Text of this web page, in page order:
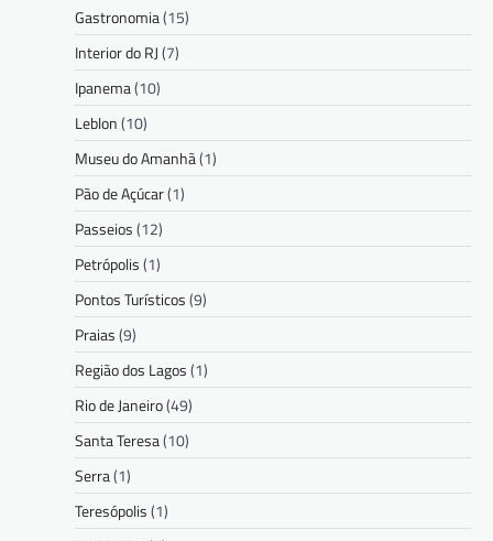
Gastronomia(15)
Interior do RJ(7)
Ipanema(10)
Leblon(10)
Museu do Amanhã(1)
Pão de Açúcar(1)
Passeios(12)
Petrópolis(1)
Pontos Turísticos(9)
Praias(9)
Região dos Lagos(1)
Rio de Janeiro(49)
Santa Teresa(10)
Serra(1)
Teresópolis(1)